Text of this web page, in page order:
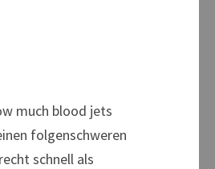
much blood jets
folgenschweren
schnell als